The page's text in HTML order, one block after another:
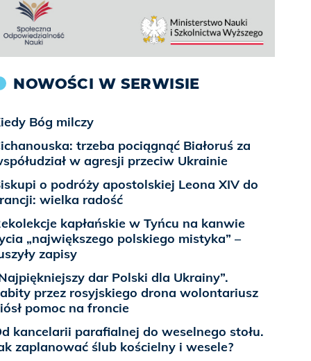
NOWOŚCI W SERWISIE
Bóg milczy
trzeba pociągnąć Białoruś za
w agresji przeciw Ukrainie
o podróży apostolskiej Leona XIV do
wielka radość
kapłańskie w Tyńcu na kanwie
„największego polskiego mistyka” –
zapisy
dar Polski dla Ukrainy”.
przez rosyjskiego drona wolontariusz
pomoc na froncie
kancelarii parafialnej do weselnego stołu.
zaplanować ślub kościelny i wesele?